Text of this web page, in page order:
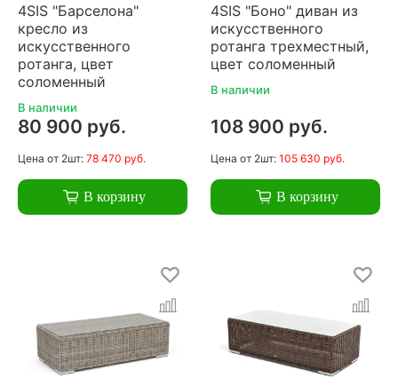
4SIS "Барселона"
кресло из
искусственного
ротанга, цвет
соломенный
В наличии
80 900 руб.
Цена от 2шт: 78 470 руб.
В корзину
4SIS "Боно" диван из
искусственного
ротанга трехместный,
цвет соломенный
В наличии
108 900 руб.
Цена от 2шт: 105 630 руб.
В корзину